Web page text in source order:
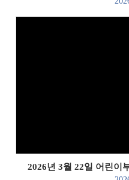
2026년 3월 22일 어린이